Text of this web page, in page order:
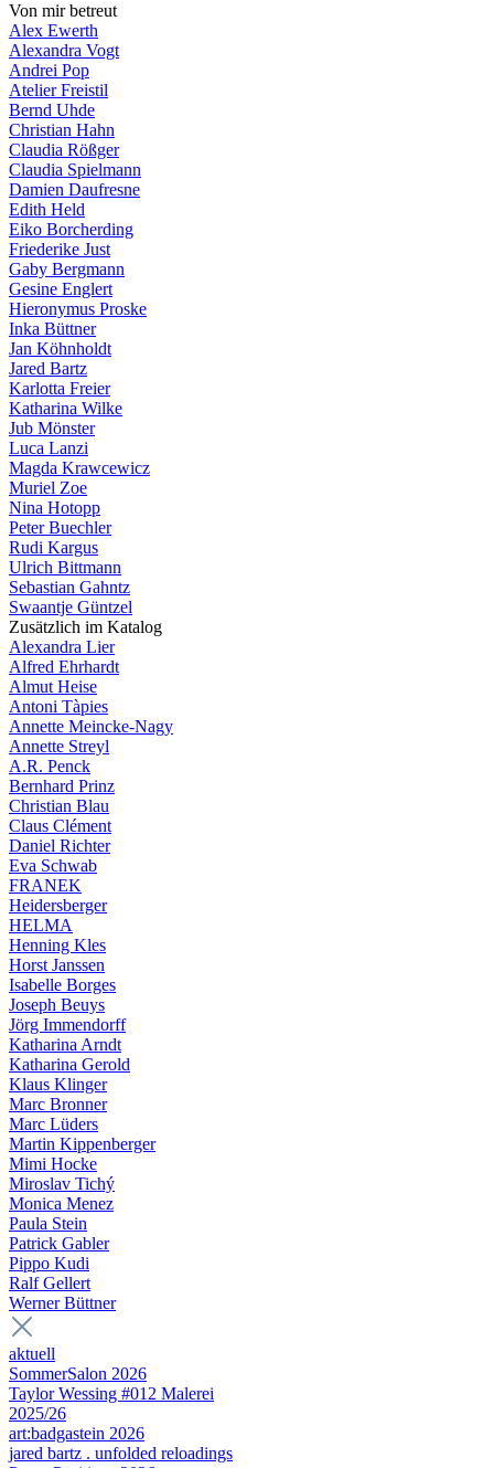
Von mir betreut
Alex Ewerth
Alexandra Vogt
Andrei Pop
Atelier Freistil
Bernd Uhde
Christian Hahn
Claudia Rößger
Claudia Spielmann
Damien Daufresne
Edith Held
Eiko Borcherding
Friederike Just
Gaby Bergmann
Gesine Englert
Hieronymus Proske
Inka Büttner
Jan Köhnholdt
Jared Bartz
Karlotta Freier
Katharina Wilke
Jub Mönster
Luca Lanzi
Magda Krawcewicz
Muriel Zoe
Nina Hotopp
Peter Buechler
Rudi Kargus
Ulrich Bittmann
Sebastian Gahntz
Swaantje Güntzel
Zusätzlich im Katalog
Alexandra Lier
Alfred Ehrhardt
Almut Heise
Antoni Tàpies
Annette Meincke-Nagy
Annette Streyl
A.R. Penck
Bernhard Prinz
Christian Blau
Claus Clément
Daniel Richter
Eva Schwab
FRANEK
Heidersberger
HELMA
Henning Kles
Horst Janssen
Isabelle Borges
Joseph Beuys
Jörg Immendorff
Katharina Arndt
Katharina Gerold
Klaus Klinger
Marc Bronner
Marc Lüders
Martin Kippenberger
Mimi Hocke
Miroslav Tichý
Monica Menez
Paula Stein
Patrick Gabler
Pippo Kudi
Ralf Gellert
Werner Büttner
aktuell
SommerSalon 2026
Taylor Wessing #012 Malerei
2025/26
art:badgastein 2026
jared bartz . unfolded reloadings